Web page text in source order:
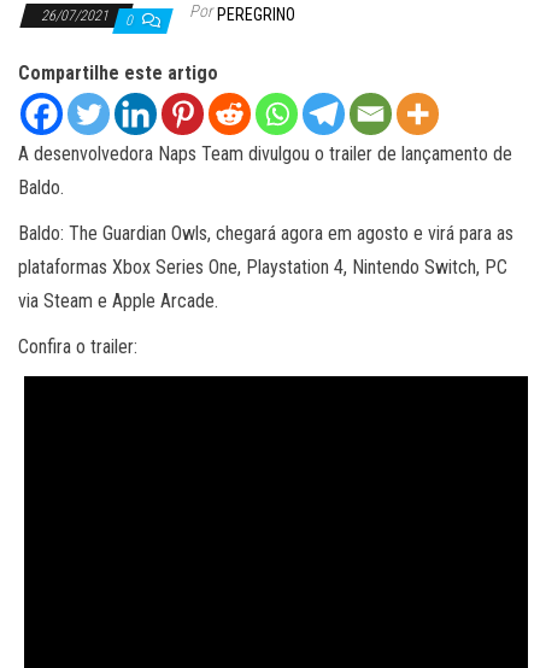
26/07/2021 0 Por PEREGRINO
Compartilhe este artigo
A desenvolvedora Naps Team divulgou o trailer de lançamento de
Baldo.
Baldo: The Guardian Owls, chegará agora em agosto e virá para as
plataformas Xbox Series One, Playstation 4, Nintendo Switch, PC
via Steam e Apple Arcade.
Confira o trailer: